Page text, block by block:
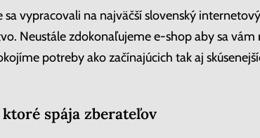
sa vypracovali na najväčší slovenský
Neustále zdokonaľujeme e-shop aby sa
potreby ako začínajúcich tak aj
spája zberateľov